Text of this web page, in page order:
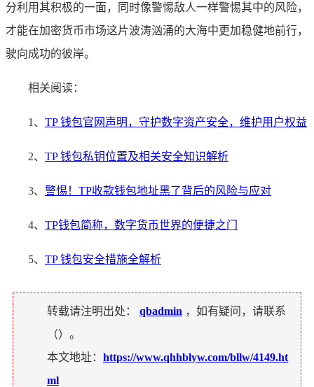
分利用其积极的一面，同时像警惕敌人一样警惕其中的风险，
才能在加密货币市场这片波涛汹涌的大海中更加稳健地前行，
驶向成功的彼岸。
相关阅读：
1、 TP 钱包官网声明，守护数字资产安全，维护用户权益
2、 TP 钱包私钥位置及相关安全知识解析
3、 警惕！TP收款钱包地址黑了背后的风险与应对
4、 TP钱包简称，数字货币世界的便捷之门
5、 TP 钱包安全措施全解析
转载请注明出处： qbadmin ，如有疑问，请联系
（）。
本文地址： https://www.qhhblyw.com/bllw/4149.ht
ml